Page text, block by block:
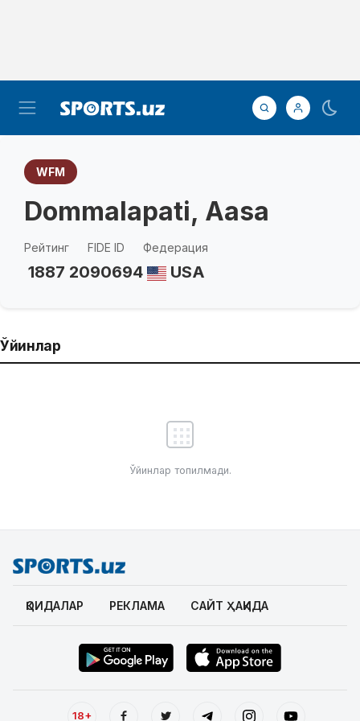
WFM
Dommalapati, Aasa
Рейтинг
1887
FIDE ID
2090694
Федерация
USA
Ўйинлар
Ўйинлар топилмади.
ҚОИДАЛАР РЕКЛАМА САЙТ ҲАҚИДА
18+